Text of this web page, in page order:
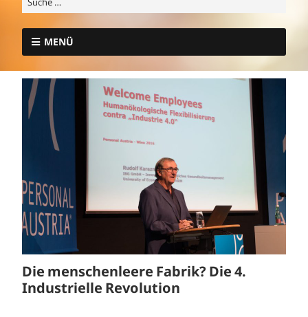
MENÜ
Die menschenleere Fabrik? Die 4.
Industrielle Revolution